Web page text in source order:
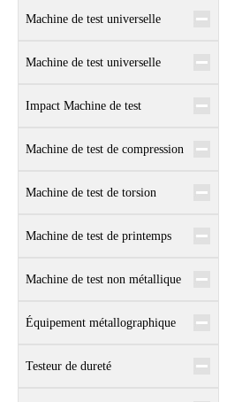
Machine de test universelle
électronique
Machine de test universelle
hydraulique
Impact Machine de test
Machine de test de compression
Machine de test de torsion
Machine de test de printemps
Machine de test non métallique
Équipement métallographique
Testeur de dureté